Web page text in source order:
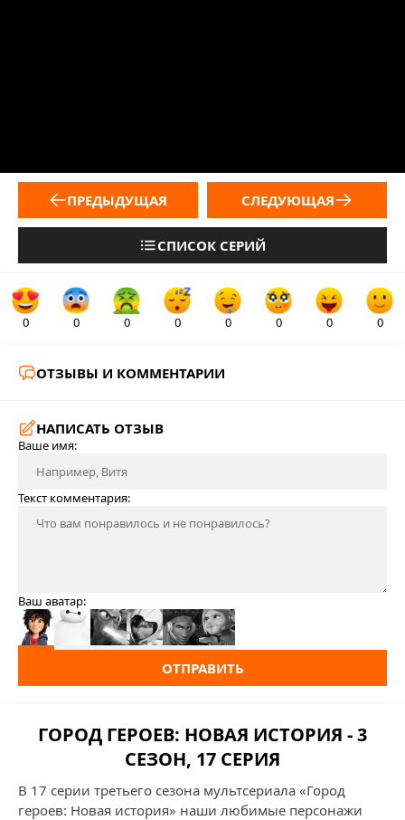
ПРЕДЫДУЩАЯ
СПИСОК СЕРИЙ
СЛЕДУЮЩАЯ
0 0 0 0 0 0 0 0
ОТЗЫВЫ И КОММЕНТАРИИ
НАПИСАТЬ ОТЗЫВ
Ваше имя:
Текст комментария:
Ваш аватар:
ОТПРАВИТЬ
ГОРОД ГЕРОЕВ: НОВАЯ ИСТОРИЯ - 3
СЕЗОН, 17 СЕРИЯ
В 17 серии третьего сезона мультсериала «Город
героев: Новая история» наши любимые персонажи